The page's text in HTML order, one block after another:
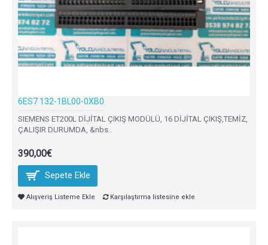
6ES7 132-1BL00-0XB0
SIEMENS ET200L DİJİTAL ÇIKIŞ MODÜLÜ, 16 DİJİTAL ÇIKIŞ,TEMİZ,
ÇALIŞIR DURUMDA, &nbs..
390,00€
Sepete Ekle
Alışveriş Listeme Ekle Karşılaştırma listesine ekle